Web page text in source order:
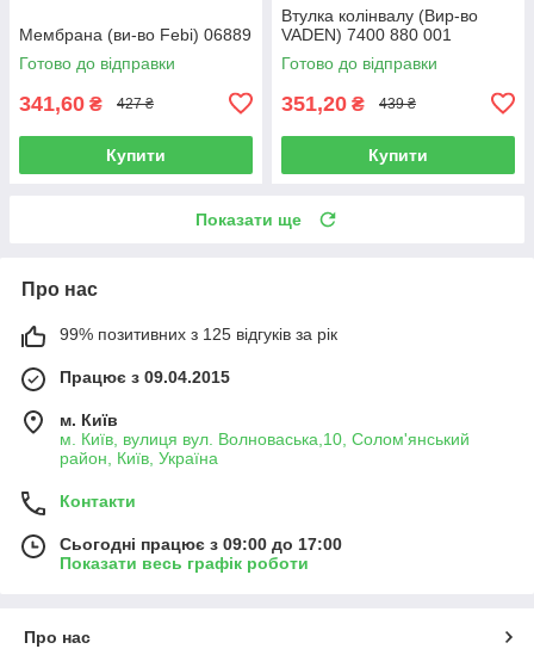
Мембрана (ви-во Febi) 06889
Готово до відправки
341,60 ₴ 427 ₴
Купити
Втулка колінвалу (Вир-во
VADEN) 7400 880 001
Готово до відправки
351,20 ₴ 439 ₴
Купити
Показати ще
Про нас
99% позитивних з 125 відгуків за рік
Працює з 09.04.2015
м. Київ
м. Київ, вулиця вул. Волноваська,10, Солом'янський
район, Київ, Україна
Контакти
Сьогодні працює з 09:00 до 17:00
Показати весь графік роботи
Про нас